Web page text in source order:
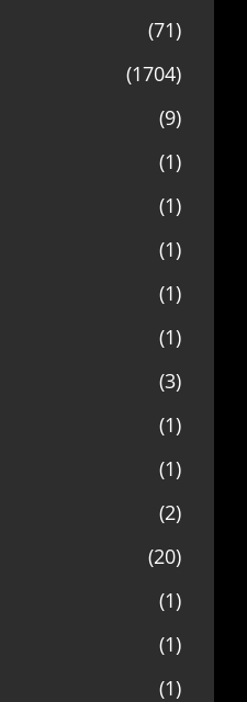
(71)
(1704)
(9)
(1)
(1)
(1)
(1)
(1)
(3)
(1)
(1)
(2)
(20)
(1)
(1)
(1)